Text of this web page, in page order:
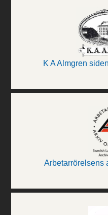
K A Almgren
Arbetarrörelsens